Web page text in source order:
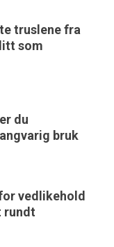
truslene fra
som
du
bruk
vedlikehold
rundt